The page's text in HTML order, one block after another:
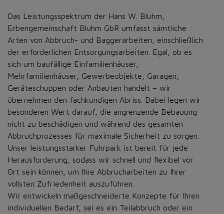
Das Leistungsspektrum der Hans W. Bluhm,
Erbengemeinschaft Bluhm GbR umfasst sämtliche
Arten von Abbruch- und Baggerarbeiten, einschließlich
der erforderlichen Entsorgungsarbeiten. Egal, ob es
sich um baufällige Einfamilienhäuser,
Mehrfamilienhäuser, Gewerbeobjekte, Garagen,
Geräteschuppen oder Anbauten handelt – wir
übernehmen den fachkundigen Abriss. Dabei legen wir
besonderen Wert darauf, die angrenzende Bebauung
nicht zu beschädigen und während des gesamten
Abbruchprozesses für maximale Sicherheit zu sorgen.
Unser leistungsstarker Fuhrpark ist bereit für jede
Herausforderung, sodass wir schnell und flexibel vor
Ort sein können, um Ihre Abbrucharbeiten zu Ihrer
vollsten Zufriedenheit auszuführen.
Wir entwickeln maßgeschneiderte Konzepte für Ihren
individuellen Bedarf, sei es ein Teilabbruch oder ein